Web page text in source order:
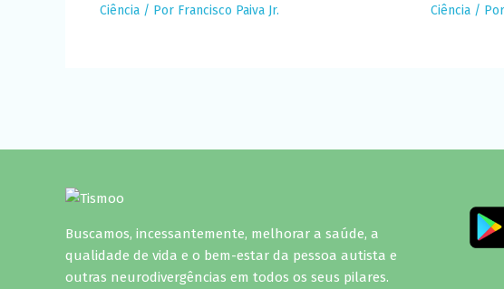
Ciência/ Por Francisco Paiva Jr. Ciência/ Por
Buscamos, incessantemente, melhorar a saúde, a
qualidade de vida e o bem-estar da pessoa autista e
outras neurodivergências em todos os seus pilares.